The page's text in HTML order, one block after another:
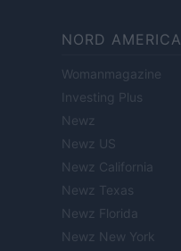
NORD AMERICA
Womanmagazine
Investing Plus
Newz
Newz US
Newz California
Newz Texas
Newz Florida
Newz New York